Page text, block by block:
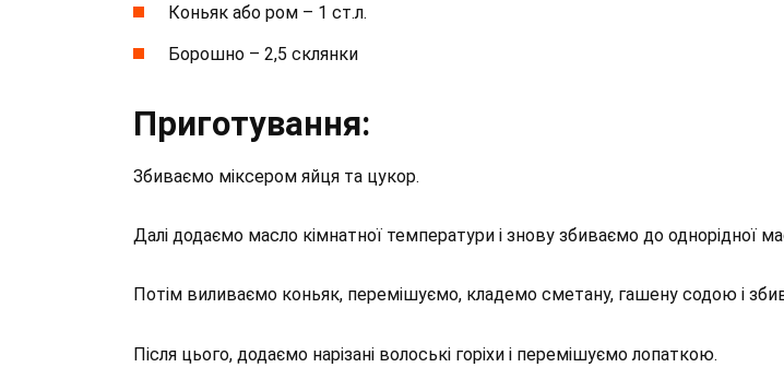
Коньяк або ром – 1 ст.л.
Борошно – 2,5 склянки
Приготування:
Збиваємо міксером яйця та цукор.
Далі додаємо масло кімнатної температури і знову збиваємо до однорідної
Потім виливаємо коньяк, перемішуємо, кладемо сметану, гашену содою і
Після цього, додаємо нарізані волоські горіхи і перемішуємо лопаткою.